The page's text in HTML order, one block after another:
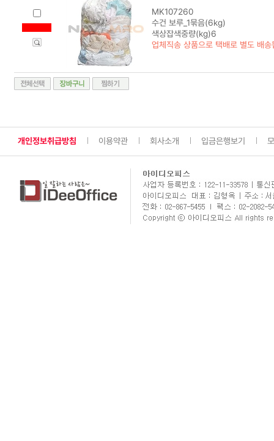
MK107260
수건 보루_1묶음(6kg)
색상잡색중량(kg)6
업체직송 상품으로 택배로 별도 배송
개인정보취급방침 이용약관 회사소개 입금은행보기